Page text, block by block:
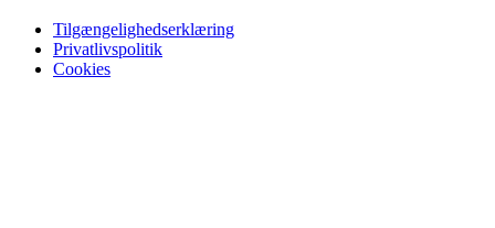
Tilgængelighedserklæring
Privatlivspolitik
Cookies